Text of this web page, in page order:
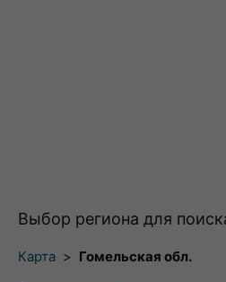
Выбор региона для
Карта > Гомельская обл.